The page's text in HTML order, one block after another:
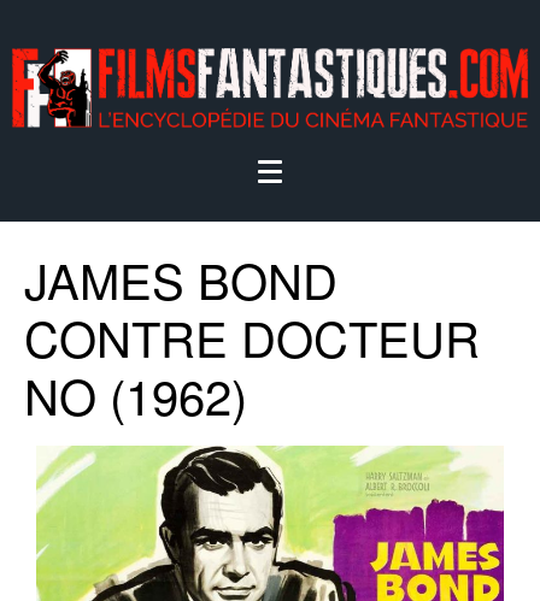
JAMES BOND
CONTRE DOCTEUR
NO (1962)